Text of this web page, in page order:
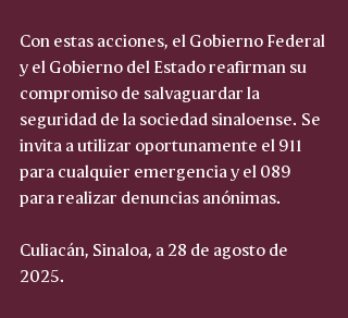
Con estas acciones, el Gobierno Federal
y el Gobierno del Estado reafirman su
compromiso de salvaguardar la
seguridad de la sociedad sinaloense. Se
invita a utilizar oportunamente el 911
para cualquier emergencia y el 089
para realizar denuncias anónimas.
Culiacán, Sinaloa, a 28 de agosto de
2025.